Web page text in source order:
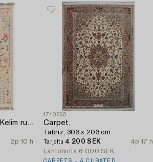
2p 10 h
1710660
Carpet,
Tabriz, 303 x 203 cm.
Tarjottu 4 200 SEK
4p 17 h
Lähtöhinta 6 000 SEK
CARPETS – A CURATED